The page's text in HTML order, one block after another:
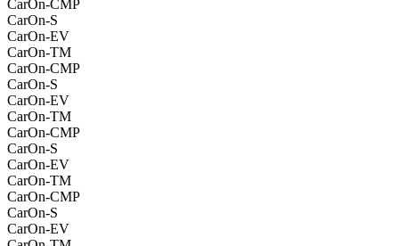
CarOn-CMP
CarOn-S
CarOn-EV
CarOn-TM
CarOn-CMP
CarOn-S
CarOn-EV
CarOn-TM
CarOn-CMP
CarOn-S
CarOn-EV
CarOn-TM
CarOn-CMP
CarOn-S
CarOn-EV